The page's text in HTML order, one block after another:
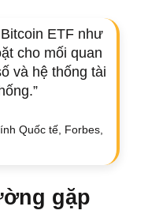
ETF như
cho mối quan
và hệ thống tài
Quốc tế, Forbes,
gặp